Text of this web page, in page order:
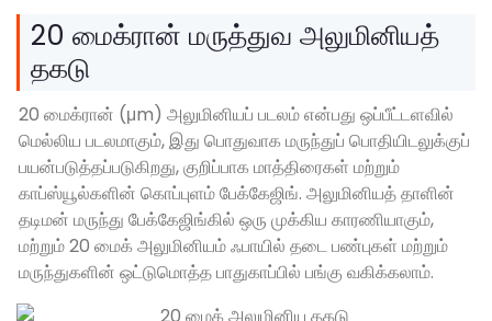
20 மைக்ரான் மருத்துவ அலுமினியத்
தகடு
20 மைக்ரான் (μm) அலுமினியப் படலம் என்பது ஒப்பீட்டளவில்
மெல்லிய படலமாகும், இது பொதுவாக மருந்துப் பொதியிடலுக்குப்
பயன்படுத்தப்படுகிறது, குறிப்பாக மாத்திரைகள் மற்றும்
காப்ஸ்யூல்களின் கொப்புளம் பேக்கேஜிங். அலுமினியத் தாளின்
தடிமன் மருந்து பேக்கேஜிங்கில் ஒரு முக்கிய காரணியாகும்,
மற்றும் 20 மைக் அலுமினியம் ஃபாயில் தடை பண்புகள் மற்றும்
மருந்துகளின் ஒட்டுமொத்த பாதுகாப்பில் பங்கு வகிக்கலாம்.